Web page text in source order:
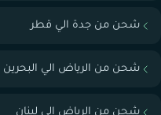
شحن من جدة الي قطر
شحن من الرياض الي البحرين
شحن من الرياض الي لبنان